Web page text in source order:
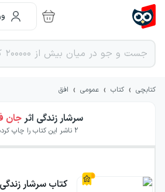
کتابچی › کتاب › عمومی › افق
سرشار زندگی اثرجان
2 ناشر این کتاب را چاپ
کتاب سرشار زندگی